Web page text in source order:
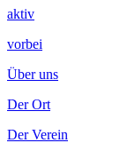
aktiv
vorbei
Über uns
Der Ort
Der Verein